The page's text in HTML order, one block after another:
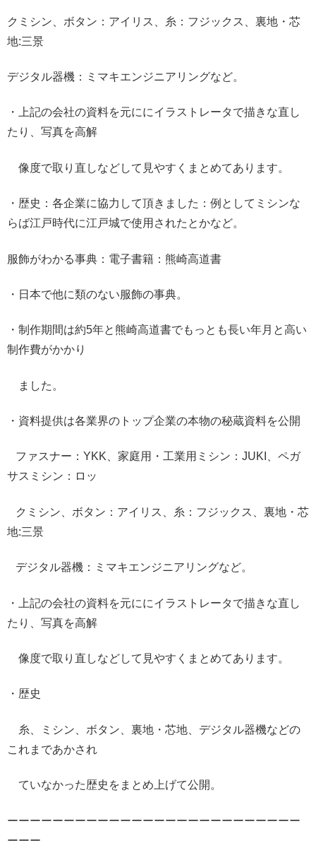
クミシン、ボタン：アイリス、糸：フジックス、裏地・芯
地:三景
デジタル器機：ミマキエンジニアリングなど。
・上記の会社の資料を元ににイラストレータで描きな直し
たり、写真を高解
像度で取り直しなどして見やすくまとめてあります。
・歴史：各企業に協力して頂きました：例としてミシンな
らば江戸時代に江戸城で使用されたとかなど。
服飾がわかる事典：電子書籍：熊崎高道書
・日本で他に類のない服飾の事典。
・制作期間は約5年と熊崎高道書でもっとも長い年月と高い
制作費がかかり
ました。
・資料提供は各業界のトップ企業の本物の秘蔵資料を公開
ファスナー：YKK、家庭用・工業用ミシン：JUKI、ペガ
サスミシン：ロッ
クミシン、ボタン：アイリス、糸：フジックス、裏地・芯
地:三景
デジタル器機：ミマキエンジニアリングなど。
・上記の会社の資料を元ににイラストレータで描きな直し
たり、写真を高解
像度で取り直しなどして見やすくまとめてあります。
・歴史
糸、ミシン、ボタン、裏地・芯地、デジタル器機などの
これまであかされ
ていなかった歴史をまとめ上げて公開。
ーーーーーーーーーーーーーーーーーーーーーーーーーー
ーーー